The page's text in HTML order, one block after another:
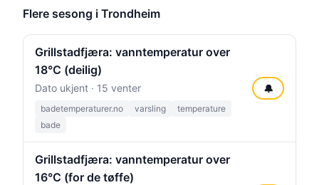
Flere sesong i Trondheim
Grillstadfjæra: vanntemperatur over
18°C (deilig)
Dato ukjent · 15 venter
badetemperaturer.no varsling
temperature
bade
🔔
Grillstadfjæra: vanntemperatur over
16°C (for de tøffe)